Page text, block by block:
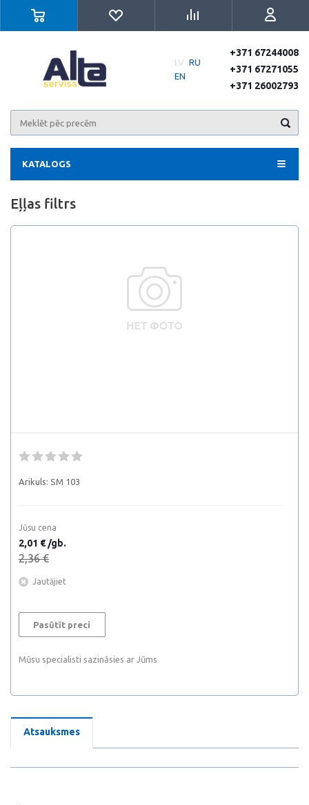
LV RU
EN
+371 67244008
+371 67271055
+371 26002793
KATALOGS
Eļļas filtrs
Arikuls: SM 103
Jūsu cena
2,01 € /gb.
2,36 €
Jautājiet
Pasūtīt preci
Mūsu specialisti sazināsies ar Jūms
Atsauksmes